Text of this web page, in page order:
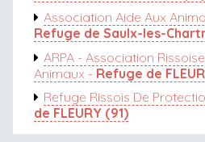
Association Aide Aux
Refuge de Saulx-les-
ARPA - Association
Animaux - Refuge de
Refuge Rissois De
de FLEURY (91)